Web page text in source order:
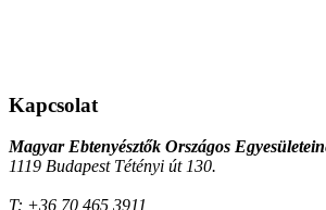
Kapcsolat
Magyar Ebtenyésztők Országos
1119 Budapest Tétényi út 130.
T: +36 70 465 3911